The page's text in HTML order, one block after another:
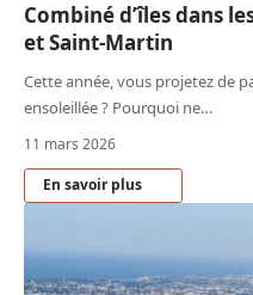
Combiné d’îles dans
et Saint-Martin
Cette année, vous projetez de
ensoleillée ? Pourquoi ne…
11 mars 2026
En savoir plus